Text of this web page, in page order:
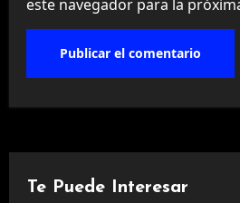
este navegador para la
Te Puede Interesar